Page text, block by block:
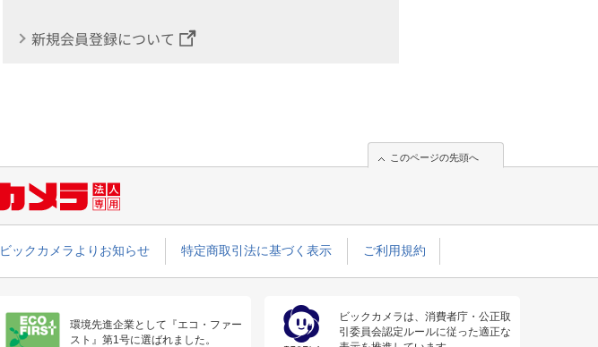
新規会員登録について
このページの先頭へ
ビックカメラよりお知らせ 特定商取引法に基づく表示 ご利用規約
環境先進企業として『エコ・ファー
スト』第1号に選ばれました。
ビックカメラは、消費者庁・公正取
引委員会認定ルールに従った適正な